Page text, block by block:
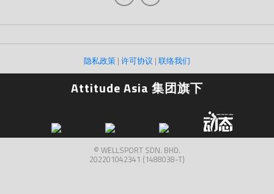
隐私政策 | 许可协议 | 联络我们
Attitude Asia 集团旗下
© WELLSPORT SDN. BHD.
202201042341 (1488038-T)